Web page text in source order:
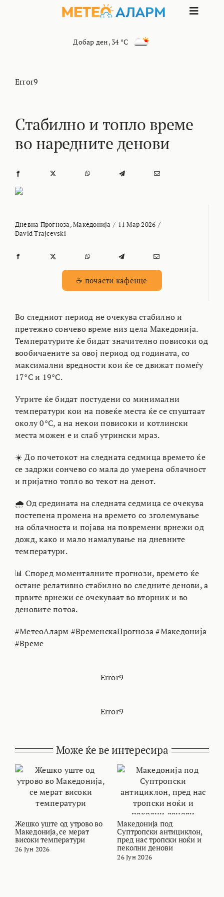
Toggle
КОНТАКТ
Добар ден, 34 °C
Error9
Стабилно и топло време
во наредните денови
Дневна Прогноза,Македонија / 11 Мар 2026 /
David Trajcevski
☕ почасти кафенце
Во следниот период не очекува стабилно и
претежно сончево време низ цела Македонија.
Температурите ќе бидат значително повисоки од
вообичаените за овој период од годината, со
максимални вредности кои ќе се движат помеѓу
17°C и 19°C.
Утрите ќе бидат постудени со минимални
температури кои на повеќе места ќе се спуштаат
околу 0°C, а на некои повисоки и котлински
места можен е и слаб утрински мраз.
☀️ До почетокот на следната седмица времето ќе
се задржи сончево со мала до умерена облачност
и пријатно топло во текот на денот.
🌧 Од средината на следната седмица се очекува
постепена промена на времето со зголемување
на облачноста и појава на повремени врнежи од
дожд, како и мало намалување на дневните
температури.
📊 Според моменталните прогнози, времето ќе
остане релативно стабилно во следните денови, а
првите врнежи се очекуваат во вторник и во
деновите потоа.
#МетеоАларм #ВременскаПрогноза #Македонија
#Време
Error9
Error9
Може ќе ве интересира
Жешко уште од утрово во
Македонија, се мерат
високи температури
26 Јун 2026
Македонија под
Суптропски антициклон,
пред нас тропски ноќи и
пеколни денови
26 Јун 2026